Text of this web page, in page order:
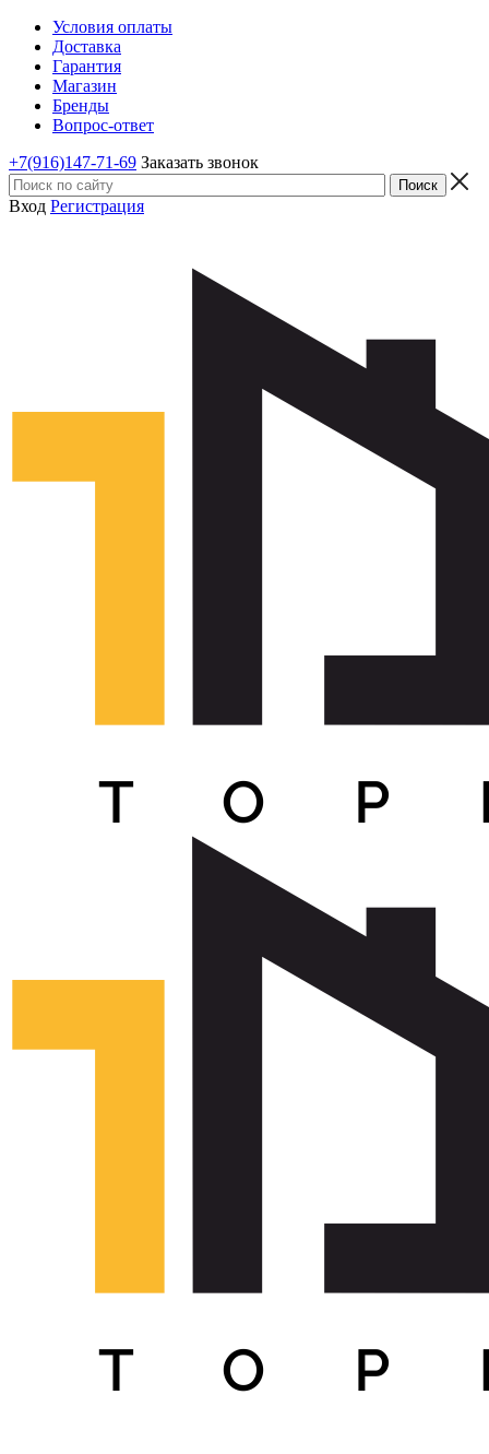
Условия оплаты
Доставка
Гарантия
Магазин
Бренды
Вопрос-ответ
+7(916)147-71-69 Заказать звонок
Вход Регистрация